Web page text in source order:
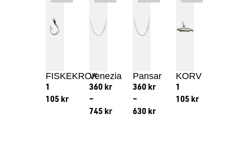
FISKEKROK
1
105 kr
Venezia
360 kr
–
745 kr
Pansar
360 kr
–
630 kr
KORV
1
105 kr